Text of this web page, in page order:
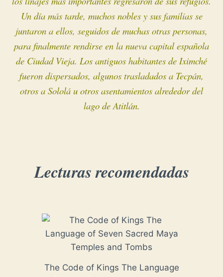
Un día más tarde, muchos nobles y sus familias se
juntaron a ellos, seguidos de muchas otras personas,
para finalmente rendirse en la nueva capital española
de Ciudad Vieja. Los antiguos habitantes de Iximché
fueron dispersados, algunos trasladados a Tecpán,
otros a Sololá u otros asentamientos alrededor del
lago de Atitlán.
Lecturas recomendadas
The Code of Kings The Language